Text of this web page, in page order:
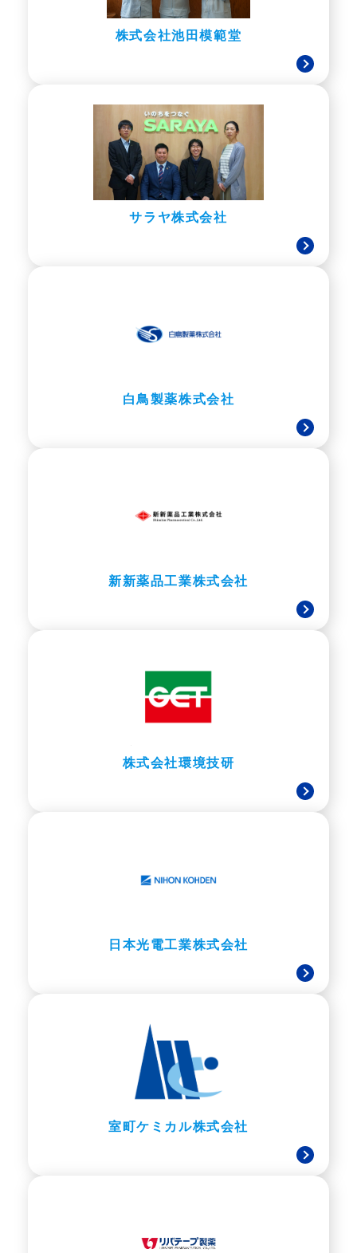
株式会社池田模範堂
サラヤ株式会社
白鳥製薬株式会社
新新薬品工業株式会社
株式会社環境技研
日本光電工業株式会社
室町ケミカル株式会社